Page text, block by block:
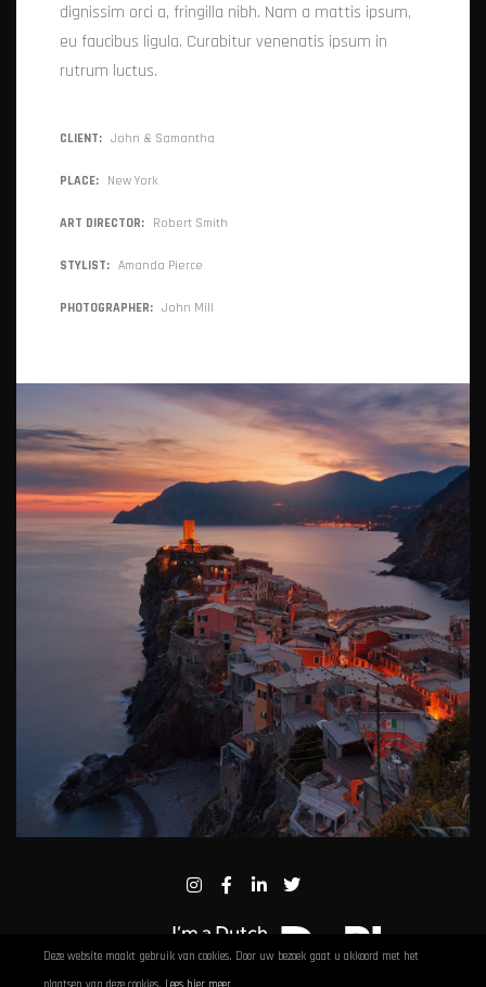
dignissim orci a, fringilla nibh. Nam a mattis ipsum,
eu faucibus ligula. Curabitur venenatis ipsum in
rutrum luctus.
CLIENT John & Samantha
PLACE New York
ART DIRECTOR Robert Smith
STYLIST Amanda Pierce
PHOTOGRAPHER John Mill
Deze website maakt gebruik van cookies. Door uw bezoek gaat u akkoord met het